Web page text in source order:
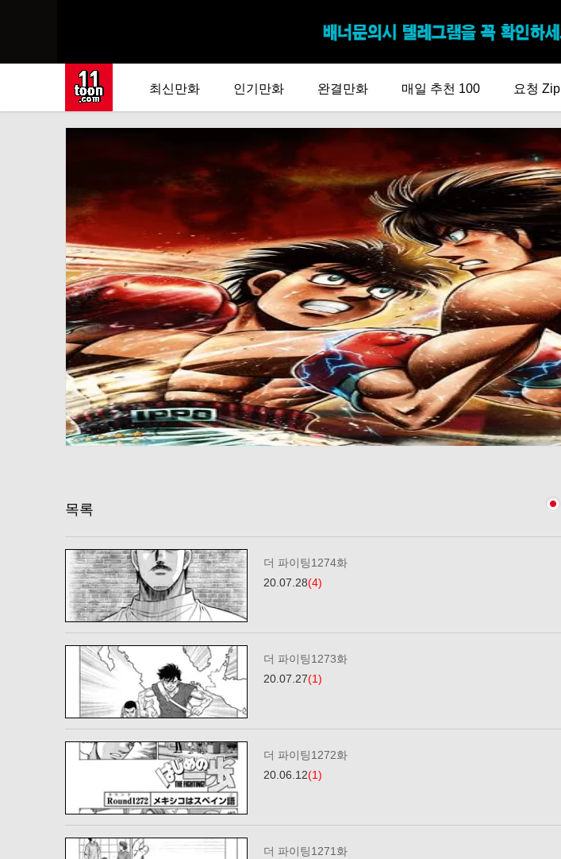
최신만화 인기만화 완결만화 매일 추천 100 요청 Zip
목록
더 파이팅1274화
20.07.28(4)
더 파이팅1273화
20.07.27(1)
더 파이팅1272화
20.06.12(1)
더 파이팅1271화